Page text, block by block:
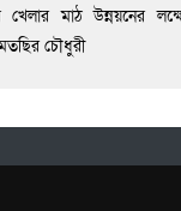
খেলার মাঠ উন্নয়নের
মতছির চৌধুরী